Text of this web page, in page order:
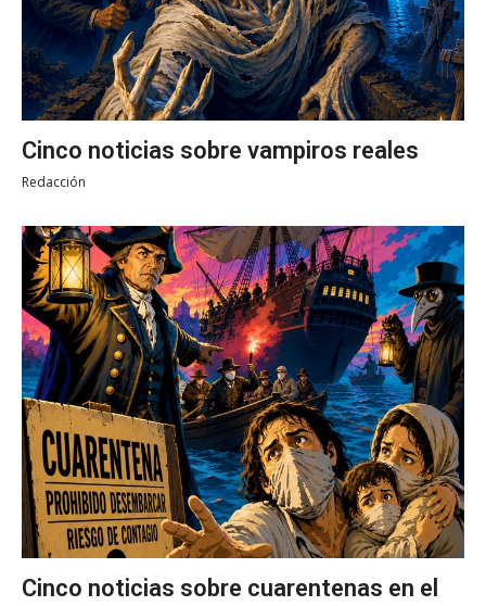
Cinco noticias sobre vampiros reales
Redacción
Cinco noticias sobre cuarentenas en el